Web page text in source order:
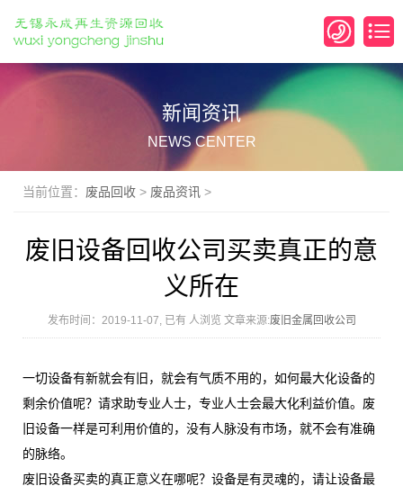
新闻资讯
NEWS CENTER
当前位置： 废品回收 > 废品资讯 >
废旧设备回收公司买卖真正的意
义所在
发布时间：2019-11-07, 已有 人浏览 文章来源:废旧金属回收公司
一切设备有新就会有旧，就会有气质不用的，如何最大化设备的
剩余价值呢？请求助专业人士，专业人士会最大化利益价值。废
旧设备一样是可利用价值的，没有人脉没有市场，就不会有准确
的脉络。
废旧设备买卖的真正意义在哪呢？设备是有灵魂的，请让设备最